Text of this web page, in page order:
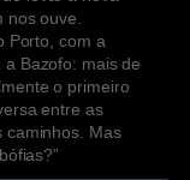
ouve.
Porto, com a
Bazofo: mais de
o primeiro
entre as
caminhos. Mas